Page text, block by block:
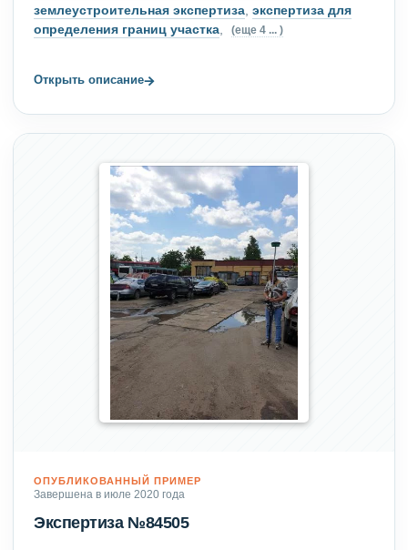
землеустроительная экспертиза, экспертиза для
определения границ участка, (еще 4 ... )
Открыть описание→
ОПУБЛИКОВАННЫЙ ПРИМЕР
Завершена в июле 2020 года
Экспертиза №84505